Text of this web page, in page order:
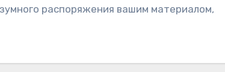
распоряжения вашим материалом,